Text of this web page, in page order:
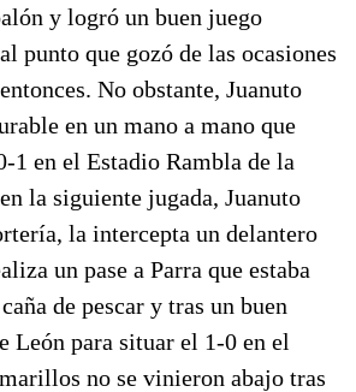
y logró un buen juego
punto que gozó de las ocasiones
No obstante, Juanuto
en un mano a mano que
1 en el Estadio Rambla de la
la siguiente jugada, Juanuto
la intercepta un delantero
un pase a Parra que estaba
de pescar y tras un buen
León para situar el 1-0 en el
no se vinieron abajo tras